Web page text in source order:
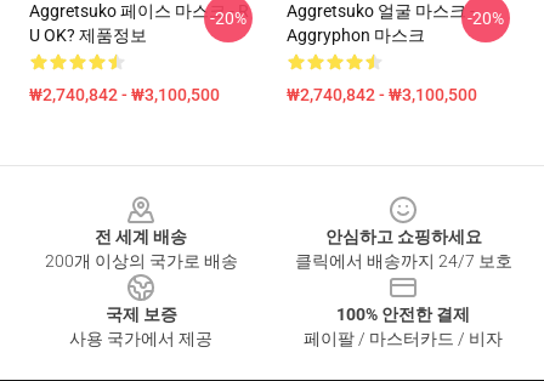
Aggretsuko 페이스 마스크 - R
U OK? 제품정보
₩2,740,842 - ₩3,100,500
-20%
Aggretsuko 얼굴 마스크 -
Aggryphon 마스크
₩2,740,842 - ₩3,100,500
-20%
전 세계 배송
200개 이상의 국가로 배송
안심하고 쇼핑하세요
클릭에서 배송까지 24/7 보호
국제 보증
사용 국가에서 제공
100% 안전한 결제
페이팔 / 마스터카드 / 비자